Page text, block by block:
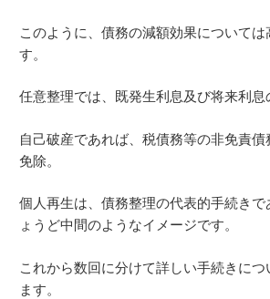
このように、債務の減額効果については
す。
任意整理では、既発生利息及び将来利息
自己破産であれば、税債務等の非免責
免除。
個人再生は、債務整理の代表的手続き
ょうど中間のようなイメージです。
これから数回に分けて詳しい手続きに
ます。